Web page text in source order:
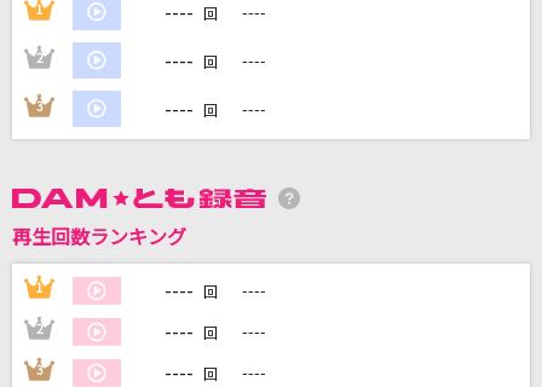
カラオケ最新情報をチェック！
1 ---- 回 ----
2 ---- 回 ----
3 ---- 回 ----
再生回数ランキング
1 ---- 回 ----
2 ---- 回 ----
3 ---- 回 ----